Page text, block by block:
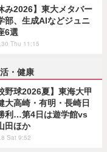
み2026】東大メタバー
部、生成AIなどジュニ
6選
Thu 11:15
・健康
野球2026夏】東海大甲
大高崎・有明・長崎日
利…第4日は遊学館vs
田ほか
Sat 9:52